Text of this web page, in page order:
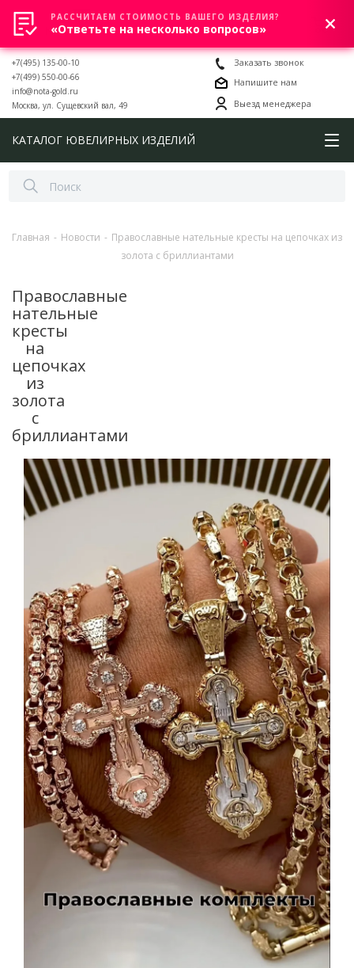
0
+7(495) 135-00-10
+7(499) 550-00-66
info@nota-gold.ru
Москва, ул. Сущевский вал, 49
Заказать звонок
Напишите нам
Выезд менеджера
КАТАЛОГ ЮВЕЛИРНЫХ ИЗДЕЛИЙ
Главная - Новости - Православные нательные кресты на цепочках из
золота с бриллиантами
Православные
нательные
кресты
на
цепочках
из
золота
с
бриллиантами
РАССЧИТАЕМ СТОИМОСТЬ ВАШЕГО ИЗДЕЛИЯ?
«Ответьте на несколько вопросов»